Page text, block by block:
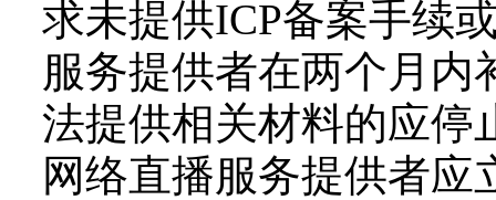
求未提供ICP备案手续
服务提供者在两个月内
法提供相关材料的应停
网络直播服务提供者应